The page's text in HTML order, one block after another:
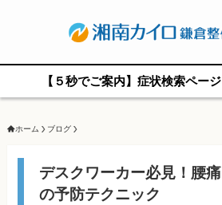
【５秒でご案内】症状検索ペー
ホーム ブログ
デスクワーカー必見！腰
の予防テクニック